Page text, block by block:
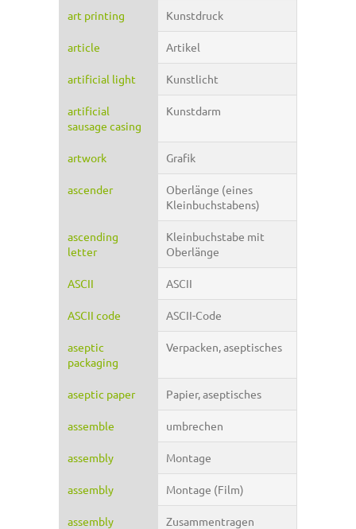
art printing Kunstdruck
article Artikel
artificial light Kunstlicht
artificial
sausage casing
Kunstdarm
artwork Grafik
ascender
Oberlänge (eines
Kleinbuchstabens)
ascending
letter
Kleinbuchstabe mit
Oberlänge
ASCII ASCII
ASCII code ASCII-Code
aseptic
packaging
Verpacken, aseptisches
aseptic paper Papier, aseptisches
assemble umbrechen
assembly Montage
assembly Montage (Film)
assembly
Zusammentragen